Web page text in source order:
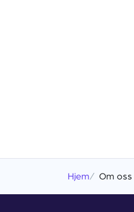
Hjem Om oss